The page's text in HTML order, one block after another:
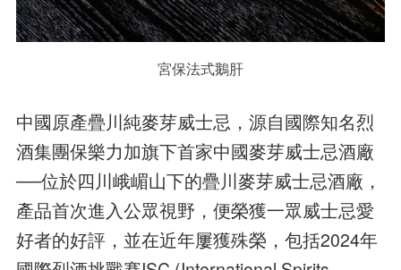
宮保法式鵝肝
中國原產疊川純麥芽威士忌，源自國際知名烈
酒集團保樂力加旗下首家中國麥芽威士忌酒廠
──位於四川峨嵋山下的疊川麥芽威士忌酒廠，
產品首次進入公眾視野，便榮獲一眾威士忌愛
好者的好評，並在近年屢獲殊榮，包括2024年